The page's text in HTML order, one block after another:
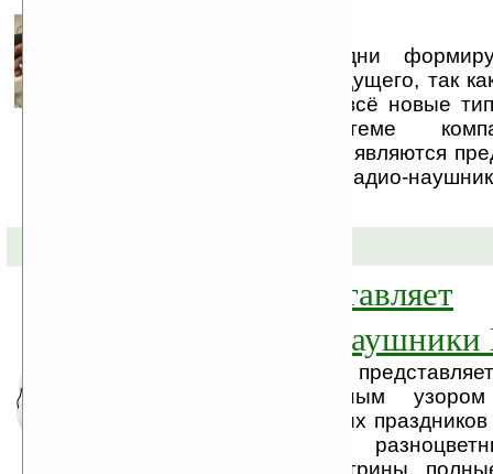
Наверно в наши дни
вариантов Android-будущего, так
начинают выпускать всё новые
операционной системе
Свидетельством тому являются
выставке CES-2011, радио-
Defender представляет
белоснежные
Компания Defender
наушники с изящным
преддверии новогодних
городов оживают:
сверкающие ёлки, витрины,